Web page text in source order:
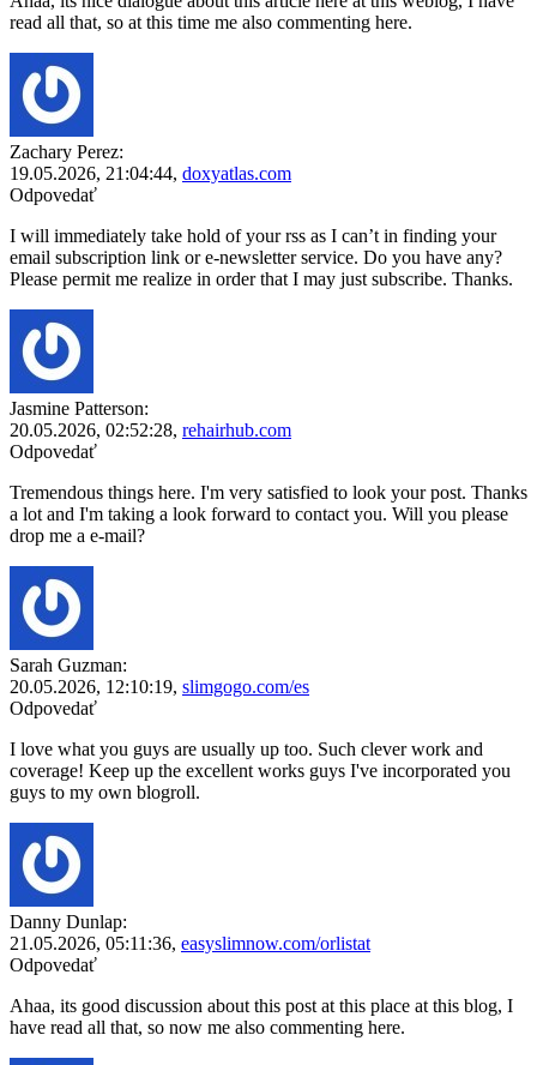
read all that, so at this time me also commenting here.
Zachary Perez:
19.05.2026, 21:04:44, doxyatlas.com
Odpovedať
I will immediately take hold of your rss as I can’t in finding your
email subscription link or e-newsletter service. Do you have any?
Please permit me realize in order that I may just subscribe. Thanks.
Jasmine Patterson:
20.05.2026, 02:52:28, rehairhub.com
Odpovedať
Tremendous things here. I'm very satisfied to look your post. Thanks
a lot and I'm taking a look forward to contact you. Will you please
drop me a e-mail?
Sarah Guzman:
20.05.2026, 12:10:19, slimgogo.com/es
Odpovedať
I love what you guys are usually up too. Such clever work and
coverage! Keep up the excellent works guys I've incorporated you
guys to my own blogroll.
Danny Dunlap:
21.05.2026, 05:11:36, easyslimnow.com/orlistat
Odpovedať
Ahaa, its good discussion about this post at this place at this blog, I
have read all that, so now me also commenting here.